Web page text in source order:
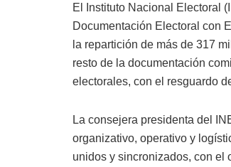
El Instituto Nacional Electoral
Documentación Electoral con
la repartición de más de 317
resto de la documentación
electorales, con el resguardo
La consejera presidenta del
organizativo, operativo y
unidos y sincronizados, con el